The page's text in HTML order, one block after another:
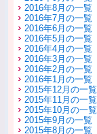
2016年8月の一覧
2016年7月の一覧
2016年6月の一覧
2016年5月の一覧
2016年4月の一覧
2016年3月の一覧
2016年2月の一覧
2016年1月の一覧
2015年12月の一覧
2015年11月の一覧
2015年10月の一覧
2015年9月の一覧
2015年8月の一覧